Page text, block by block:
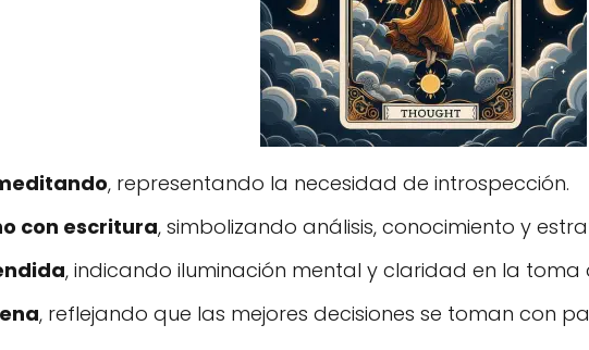
, representando la necesidad de introspección.
con escritura, simbolizando análisis, conocimiento y
, indicando iluminación mental y claridad en la toma
, reflejando que las mejores decisiones se toman con